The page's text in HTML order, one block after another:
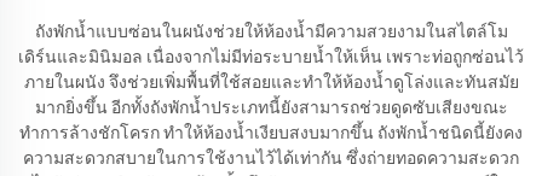
ถังพักน้ำแบบซ่อนในผนังช่วยให้ห้องน้ำมีความสวยงามในสไตล์โม
เดิร์นและมินิมอล เนื่องจากไม่มีท่อระบายน้ำให้เห็น เพราะท่อถูกซ่อนไว้
ภายในผนัง จึงช่วยเพิ่มพื้นที่ใช้สอยและทำให้ห้องน้ำดูโล่งและทันสมัย
มากยิ่งขึ้น อีกทั้งถังพักน้ำประเภทนี้ยังสามารถช่วยดูดซับเสียงขณะ
ทำการล้างชักโครก ทำให้ห้องน้ำเงียบสงบมากขึ้น ถังพักน้ำชนิดนี้ยังคง
ความสะดวกสบายในการใช้งานไว้ได้เท่ากัน ซึ่งถ่ายทอดความสะดวก